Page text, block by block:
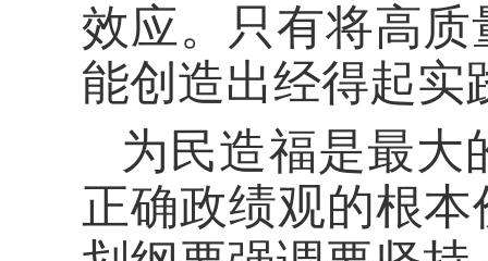
效应。只有将高
能创造出经得起实
为民造福是最大
正确政绩观的根